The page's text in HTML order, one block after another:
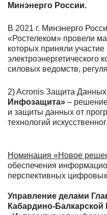
Минэнерго России.
В 2021 г. Минэнерго
«Ростелеком» провели
которых приняли
электроэнергетического
силовых ведомств,
2) Acronis Защита Данных
Инфозащита» –
и защиты данных от
технологий
Номинация «Новое
обеспечения
перспективных
Управление делами
Кабардино-Балкарской